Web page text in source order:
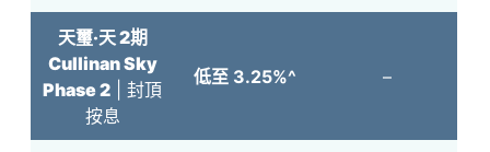
天璽‧天 2期
Cullinan Sky
Phase 2 | 封頂
按息
低至 3.25%^ –